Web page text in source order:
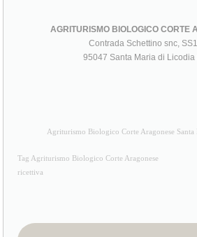
AGRITURISMO BIOLOGICO CORTE
Contrada Schettino snc,
95047 Santa Maria di Licodia
Agriturismo Biologico Corte Aragonese
Tag Agriturismo Biologico Corte Aragonese
ricettiva